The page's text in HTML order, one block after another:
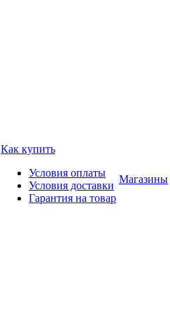
Как купить
Условия оплаты
Условия доставки
Гарантия на товар
Магазины